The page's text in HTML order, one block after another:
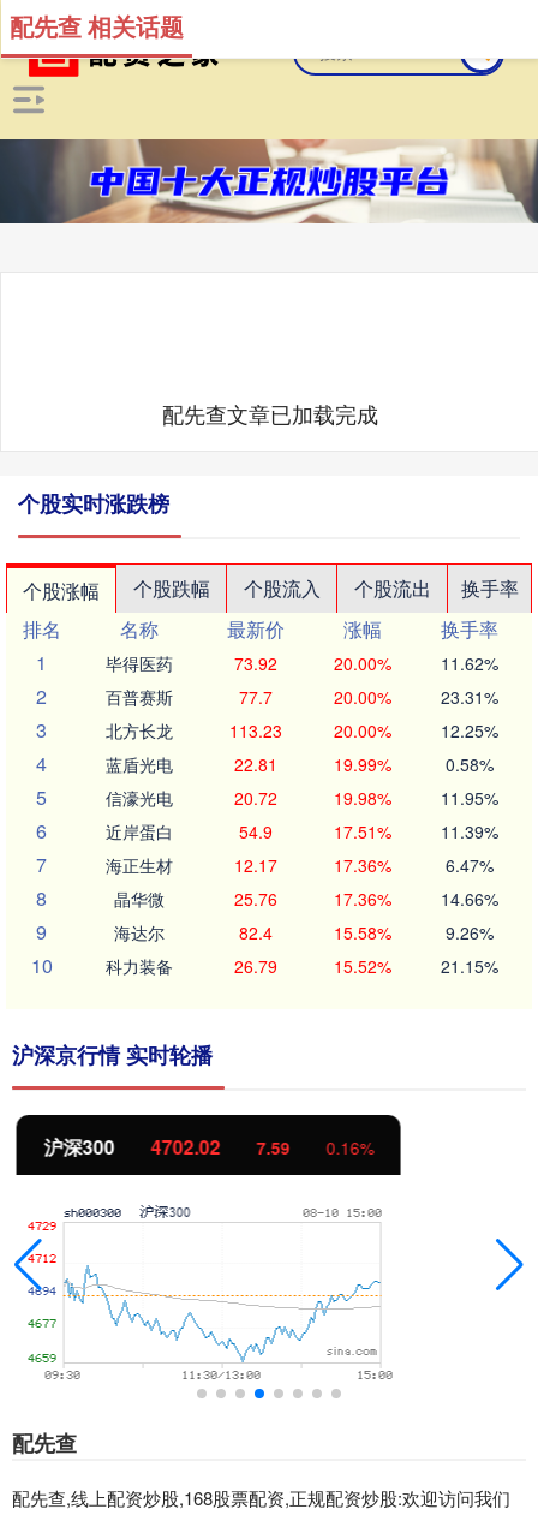
配先查 相关话题
配先查文章已加载完成
个股实时涨跌榜
个股涨幅 个股跌幅 个股流入 个股流出
换手率
排名
名称 最新价 涨幅
换手率
1
毕得医药 73.92 20.00% 11.62%
2 百普赛斯 77.7 20.00% 23.31%
3 北方长龙 113.23 20.00% 12.25%
4 蓝盾光电 22.81 19.99% 0.58%
5 信濠光电 20.72 19.98% 11.95%
6 近岸蛋白 54.9 17.51% 11.39%
7 海正生材 12.17 17.36% 6.47%
8 晶华微 25.76 17.36% 14.66%
9 海达尔 82.4 15.58% 9.26%
10 科力装备 26.79 15.52% 21.15%
沪深京行情 实时轮播
北证50 1122.88 -11.37
配先查
配先查,线上配资炒股,168股票配资,正规配资炒股:欢迎访问我们